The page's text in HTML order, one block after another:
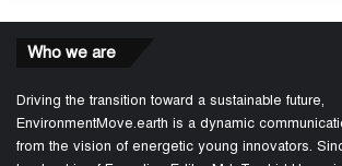
Who we are
Driving the transition toward a sustainable future,
EnvironmentMove.earth is a dynamic
from the vision of energetic young innovators.